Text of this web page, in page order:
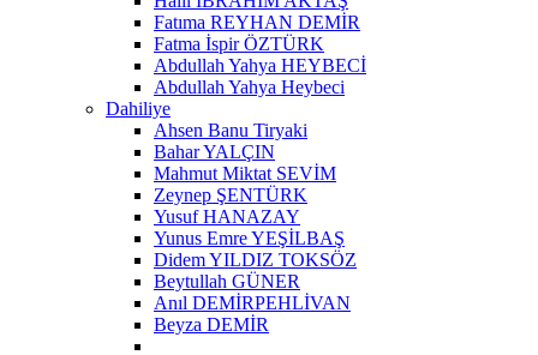
Fatıma REYHAN DEMİR
Fatma İspir ÖZTÜRK
Abdullah Yahya HEYBECİ
Abdullah Yahya Heybeci
Dahiliye
Ahsen Banu Tiryaki
Bahar YALÇIN
Mahmut Miktat SEVİM
Zeynep ŞENTÜRK
Yusuf HANAZAY
Yunus Emre YEŞİLBAŞ
Didem YILDIZ TOKSÖZ
Beytullah GÜNER
Anıl DEMİRPEHLİVAN
Beyza DEMİR